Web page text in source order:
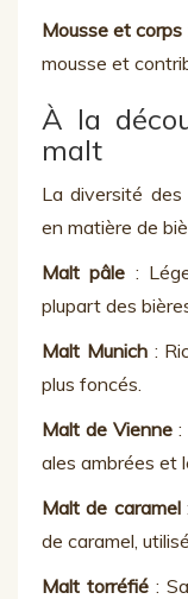
Mousse et corps
mousse et
À la
malt
La diversité
en matière de
Malt pâle :
plupart des
Malt Munich:
plus foncés.
Malt de Vienne :
ales ambrées et
Malt de caramel
de caramel,
Malt torréfié :